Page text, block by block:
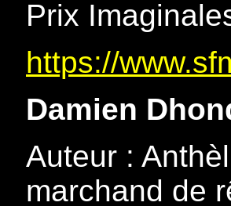
Prix
https://
Damien
Auteur :
marchand de